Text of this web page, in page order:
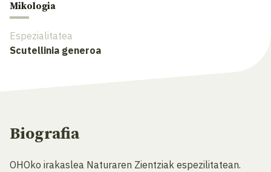
Mikologia
Espezialitatea
Scutellinia generoa
Biografia
OHOko irakaslea Naturaren Zientziak espezilitatean.